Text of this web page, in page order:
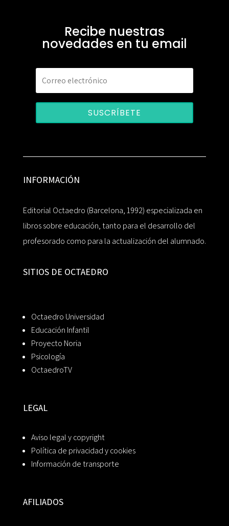
Recibe nuestras
novedades en tu email
SUSCRÍBETE
INFORMACIÓN
Editorial Octaedro (Barcelona, 1992) especializada en
libros sobre educación, tanto para el desarrollo del
profesorado como para la actualización del alumnado.
SITIOS DE OCTAEDRO
Octaedro Universidad
Educación Infantil
Proyecto Noria
Psicología
OctaedroTV
LEGAL
Aviso legal y copyright
Política de privacidad y cookies
Información de transporte
AFILIADOS